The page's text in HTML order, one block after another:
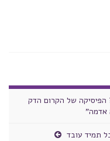
הפיסיקה של הקרום הדק
אדמה"
תמיד עובד